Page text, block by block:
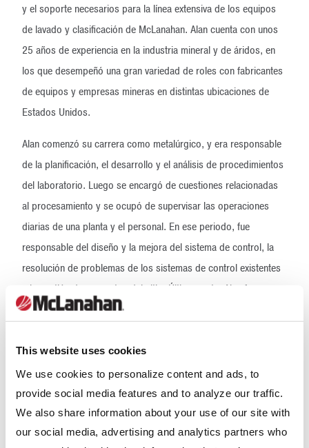
This website uses cookies
We use cookies to personalize content and ads, to
provide social media features and to analyze our traffic.
We also share information about your use of our site with
our social media, advertising and analytics partners who
y el soporte necesarios para la línea extensiva de los equipos
de lavado y clasificación de McLanahan. Alan cuenta con unos
25 años de experiencia en la industria mineral y de áridos, en
los que desempeñó una gran variedad de roles con fabricantes
de equipos y empresas mineras en distintas ubicaciones de
Estados Unidos.
Alan comenzó su carrera como metalúrgico, y era responsable
de la planificación, el desarrollo y el análisis de procedimientos
del laboratorio. Luego se encargó de cuestiones relacionadas
al procesamiento y se ocupó de supervisar las operaciones
diarias de una planta y el personal. En ese periodo, fue
responsable del diseño y la mejora del sistema de control, la
resolución de problemas de los sistemas de control existentes
y la gestión de proyectos del sitio. Últimamente, Alan fue
gerente de productos en Weir Minerals. En 1996, Alan se
la Universidad de Montana.
“Nos entusiasma mucho recibir a Alan. Como metalúrgico
calificado con años de experiencia en planta con varios
minerales, además de una comprensión profunda del mercado
de áridos, Alan trae conocimientos valiosos”, expresa John